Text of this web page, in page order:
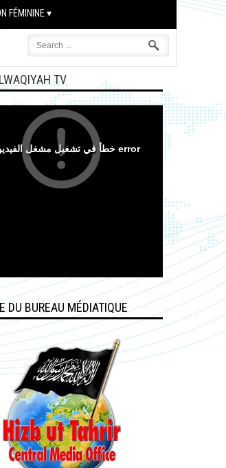
FÉMININE
TV
DU BUREAU MÉDIATIQUE